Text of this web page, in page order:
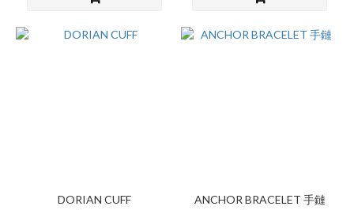
DORIAN CUFF ANCHOR BRACELET 手鏈